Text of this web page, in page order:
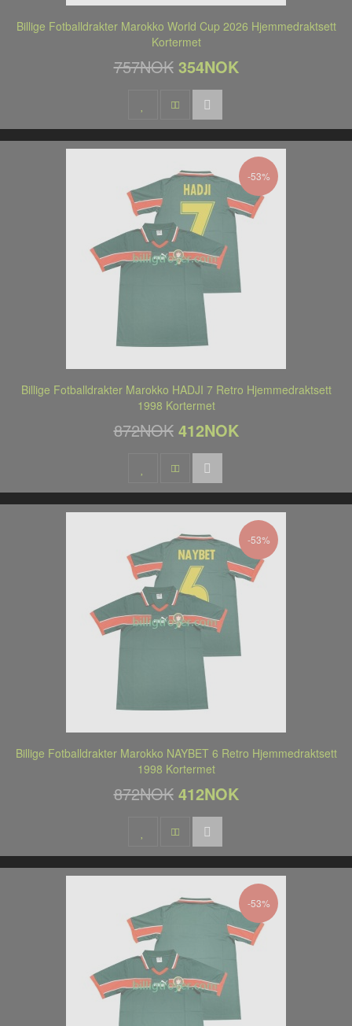
Billige Fotballdrakter Marokko World Cup 2026 Hjemmedraktsett
Kortermet
757NOK 354NOK
-53%
Billige Fotballdrakter Marokko HADJI 7 Retro Hjemmedraktsett
1998 Kortermet
872NOK 412NOK
-53%
Billige Fotballdrakter Marokko NAYBET 6 Retro Hjemmedraktsett
1998 Kortermet
872NOK 412NOK
-53%